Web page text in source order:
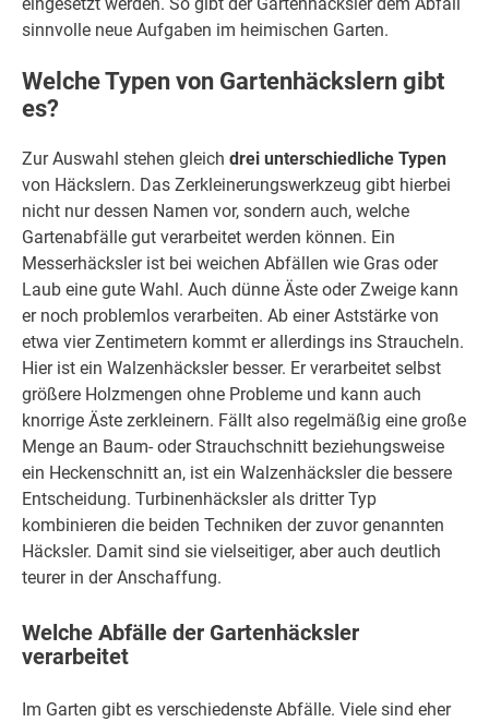
sinnvolle neue Aufgaben im heimischen Garten.
Welche Typen von Gartenhäckslern gibt
es?
Zur Auswahl stehen gleich drei unterschiedliche Typen
von Häckslern. Das Zerkleinerungswerkzeug gibt hierbei
nicht nur dessen Namen vor, sondern auch, welche
Gartenabfälle gut verarbeitet werden können. Ein
Messerhäcksler ist bei weichen Abfällen wie Gras oder
Laub eine gute Wahl. Auch dünne Äste oder Zweige kann
er noch problemlos verarbeiten. Ab einer Aststärke von
etwa vier Zentimetern kommt er allerdings ins Straucheln.
Hier ist ein Walzenhäcksler besser. Er verarbeitet selbst
größere Holzmengen ohne Probleme und kann auch
knorrige Äste zerkleinern. Fällt also regelmäßig eine große
Menge an Baum- oder Strauchschnitt beziehungsweise
ein Heckenschnitt an, ist ein Walzenhäcksler die bessere
Entscheidung. Turbinenhäcksler als dritter Typ
kombinieren die beiden Techniken der zuvor genannten
Häcksler. Damit sind sie vielseitiger, aber auch deutlich
teurer in der Anschaffung.
Welche Abfälle der Gartenhäcksler
verarbeitet
Im Garten gibt es verschiedenste Abfälle. Viele sind eher